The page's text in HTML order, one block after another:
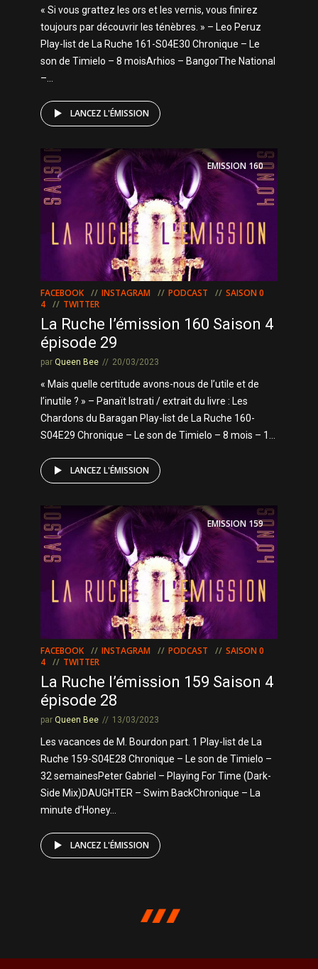
« Si vous grattez les ors et les vernis, vous finirez
toujours par découvrir les ténèbres. » – Leo Peruz
Play-list de La Ruche 161-S04E30 Chronique – Le
son de Timielo – 8 moisArhios – BangorThe National
–...
LANCEZ L'ÉMISSION
EMISSION 160
FACEBOOK INSTAGRAM PODCAST
SAISON 0
4
TWITTER
La Ruche l’émission 160 Saison 4
épisode 29
par Queen Bee 20/03/2023
« Mais quelle certitude avons-nous de l’utile et de
l’inutile ? » – Panaït Istrati / extrait du livre : Les
Chardons du Baragan Play-list de La Ruche 160-
S04E29 Chronique – Le son de Timielo – 8 mois – 1...
LANCEZ L'ÉMISSION
EMISSION 159
FACEBOOK INSTAGRAM PODCAST
SAISON 0
4
TWITTER
La Ruche l’émission 159 Saison 4
épisode 28
par Queen Bee 13/03/2023
Les vacances de M. Bourdon part. 1 Play-list de La
Ruche 159-S04E28 Chronique – Le son de Timielo –
32 semainesPeter Gabriel – Playing For Time (Dark-
Side Mix)DAUGHTER – Swim BackChronique – La
minute d’Honey...
LANCEZ L'ÉMISSION